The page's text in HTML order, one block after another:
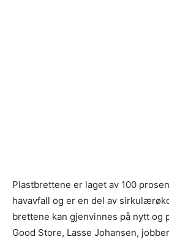
Plastbrettene er laget av 100
havavfall og er en del av
brettene kan gjenvinnes på nytt og
Good Store, Lasse Johansen,